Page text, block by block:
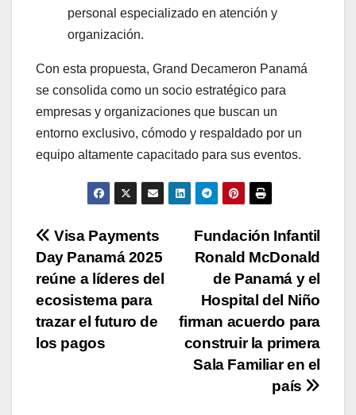
personal especializado en atención y
organización.
Con esta propuesta, Grand Decameron Panamá
se consolida como un socio estratégico para
empresas y organizaciones que buscan un
entorno exclusivo, cómodo y respaldado por un
equipo altamente capacitado para sus eventos.
Navegación
de
entradas
Fundación Infantil
Ronald McDonald
de Panamá y el
Hospital del Niño
firman acuerdo para
construir la primera
Sala Familiar en el
país
Visa Payments
Day Panamá 2025
reúne a líderes del
ecosistema para
trazar el futuro de
los pagos